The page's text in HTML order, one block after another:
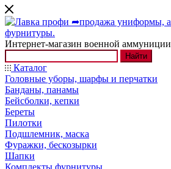
Интернет-магазин военной аммуниции
Найти
Каталог
Головные уборы, шарфы и перчатки
Банданы, панамы
Бейсболки, кепки
Береты
Пилотки
Подшлемник, маска
Фуражки, бескозырки
Шапки
Комплекты фурнитуры